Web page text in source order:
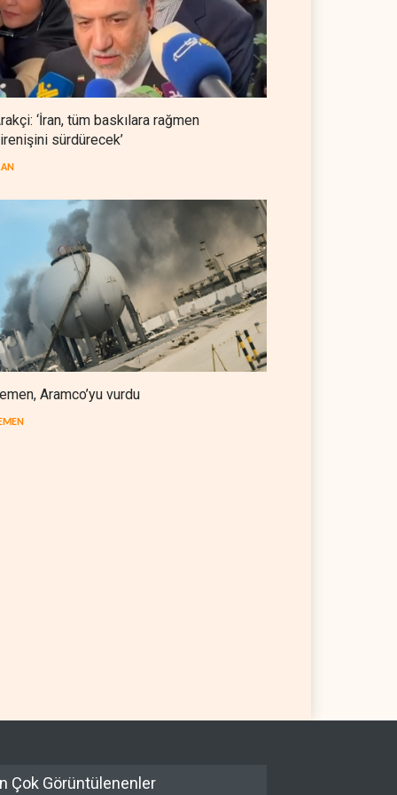
gün süre verdi
BATI YARIM KÜRE 09 Ağustos 2026
Türkiye'nin stoklarındaki 70
ATACMS Ukrayna'ya
devredilecek
TÜRKİYE 09 Ağustos 2026
FİLİSTİN
‘İran, tüm baskılara rağmen
sürdürecek’
Aramco’yu vurdu
Çok Görüntülenenler